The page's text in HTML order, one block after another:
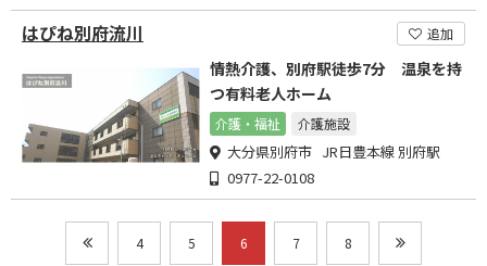
はぴね別府流川 追加
情熱介護、別府駅徒歩7分 温泉を持
つ有料老人ホーム
介護・福祉 介護施設
大分県別府市 JR日豊本線 別府駅
0977-22-0108
4 5 6 7 8